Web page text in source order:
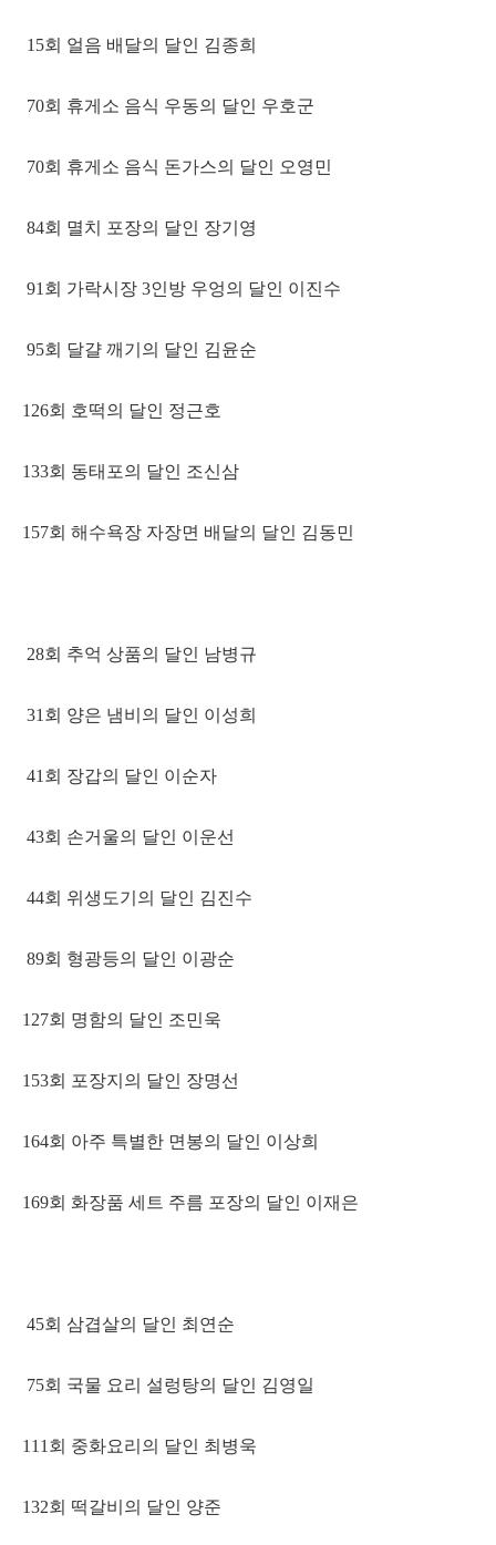
15회 얼음 배달의 달인 김종희
70회 휴게소 음식 우동의 달인 우호군
70회 휴게소 음식 돈가스의 달인 오영민
84회 멸치 포장의 달인 장기영
91회 가락시장 3인방 우엉의 달인 이진수
95회 달걀 깨기의 달인 김윤순
126회 호떡의 달인 정근호
133회 동태포의 달인 조신삼
157회 해수욕장 자장면 배달의 달인 김동민
28회 추억 상품의 달인 남병규
31회 양은 냄비의 달인 이성희
41회 장갑의 달인 이순자
43회 손거울의 달인 이운선
44회 위생도기의 달인 김진수
89회 형광등의 달인 이광순
127회 명함의 달인 조민욱
153회 포장지의 달인 장명선
164회 아주 특별한 면봉의 달인 이상희
169회 화장품 세트 주름 포장의 달인 이재은
45회 삼겹살의 달인 최연순
75회 국물 요리 설렁탕의 달인 김영일
111회 중화요리의 달인 최병욱
132회 떡갈비의 달인 양준